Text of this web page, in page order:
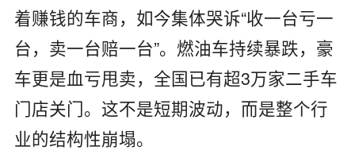
着赚钱的车商，如今集体哭诉“收一台亏一
台，卖一台赔一台”。燃油车持续暴跌，豪
车更是血亏甩卖，全国已有超3万家二手车
门店关门。这不是短期波动，而是整个行
业的结构性崩塌。